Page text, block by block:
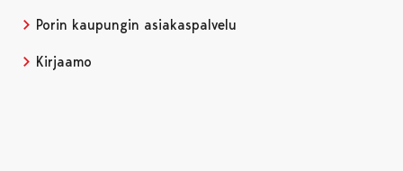
Porin kaupungin asiakaspalvelu
Kirjaamo